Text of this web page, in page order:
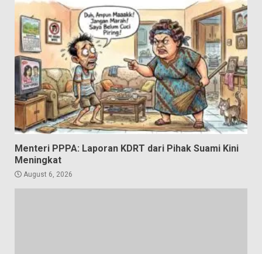
Menteri PPPA: Laporan KDRT dari Pihak Suami Kini
Meningkat
August 6, 2026